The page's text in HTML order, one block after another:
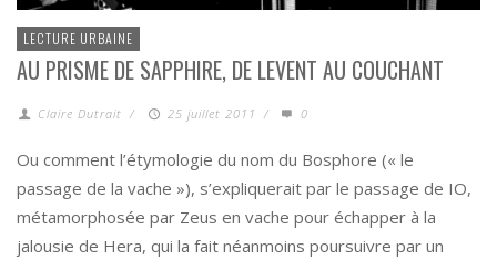
LECTURE URBAINE
AU PRISME DE SAPPHIRE, DE LEVENT AU COUCHANT
Claire Dutrait / 25 juillet 2011 / 0
Ou comment l’étymologie du nom du Bosphore (« le
passage de la vache »), s’expliquerait par le passage de IO,
métamorphosée par Zeus en vache pour échapper à la
jalousie de Hera, qui la fait néanmoins poursuivre par un